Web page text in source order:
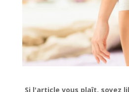
Si l'article vous plaît, soyez